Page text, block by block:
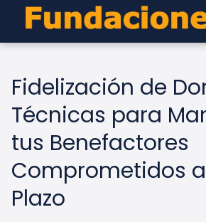
Fidelización de
Técnicas para
tus Benefactores
Comprometidos
Plazo